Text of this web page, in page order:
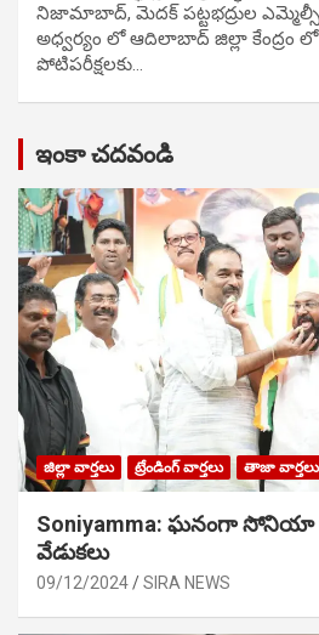
నిజామాబాద్, మెదక్ పట్టభద్రుల ఎమ్మెల్సీ
అధ్వర్యం లో ఆదిలాబాద్ జిల్లా కేంద్రం లో
పోటిప‌రీక్ష‌ల‌కు…
ఇంకా చదవండి
జిల్లా వార్తలు ట్రేండింగ్ వార్తలు తాజా వార్తలు
Soniyamma: ఘ‌నంగా సోనియా
వేడుక‌లు
09/12/2024 SIRA NEWS